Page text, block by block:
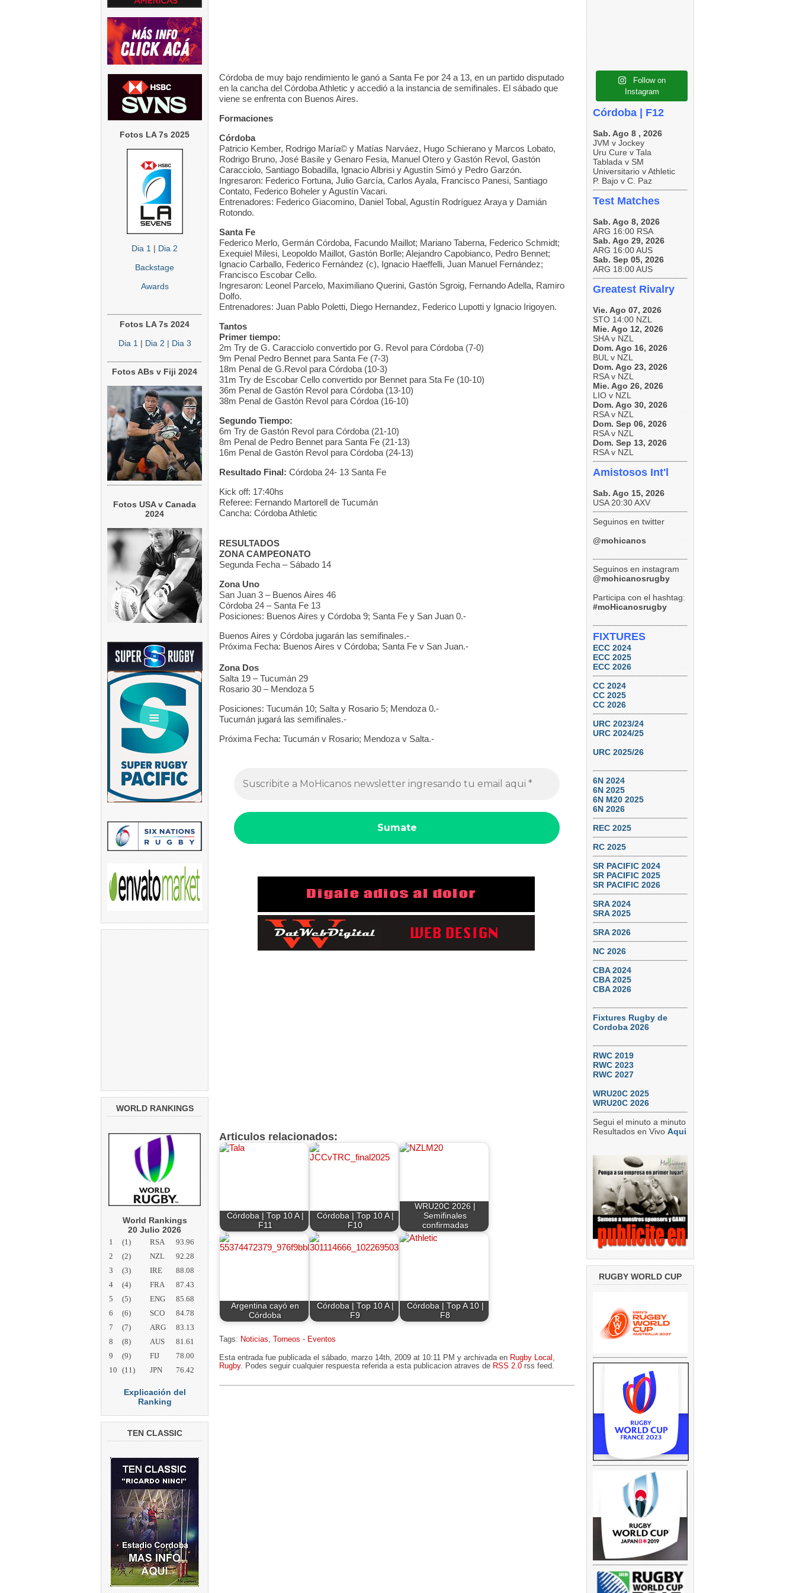
Fotos LA 7s 2025
Dia 1 | Dia 2
Backstage
Awards
Fotos LA 7s 2024
Dia 1 | Dia 2 | Dia 3
Fotos ABs v Fiji 2024
Fotos USA v Canada
2024
WORLD RANKINGS
World Rankings
20 Julio 2026
1 (1) RSA
93.96
2
(2) NZL
92.28
3
(3) IRE
88.08
4
(4) FRA
87.43
5
(5) ENG
85.68
6
(6) SCO
84.78
7
(7) ARG
83.13
8
(8) AUS
81.61
9
(9) FIJ
78.00
10 (11) JPN 76.42
Explicación del
Ranking
TEN CLASSIC
Córdoba de muy bajo rendimiento le ganó a Santa Fe por 24 a 13, en un partido disputado
en la cancha del Córdoba Athletic y accedió a la instancia de semifinales. El sábado que
viene se enfrenta con Buenos Aires.
Formaciones
Córdoba
Patricio Kember, Rodrigo María© y Matías Narváez, Hugo Schierano y Marcos Lobato,
Rodrigo Bruno, José Basile y Genaro Fesia, Manuel Otero y Gastón Revol, Gastón
Caracciolo, Santiago Bobadilla, Ignacio Albrisi y Agustín Simó y Pedro Garzón.
Ingresaron: Federico Fortuna, Julio García, Carlos Ayala, Francisco Panesi, Santiago
Contato, Federico Boheler y Agustín Vacari.
Entrenadores: Federico Giacomino, Daniel Tobal, Agustín Rodríguez Araya y Damián
Rotondo.
Santa Fe
Federico Merlo, Germán Córdoba, Facundo Maillot; Mariano Taberna, Federico Schmidt;
Exequiel Milesi, Leopoldo Maillot, Gastón Borlle; Alejandro Capobianco, Pedro Bennet;
Ignacio Carballo, Federico Fernández (c), Ignacio Haeffelli, Juan Manuel Fernández;
Francisco Escobar Cello.
Ingresaron: Leonel Parcelo, Maximiliano Querini, Gastón Sgroig, Fernando Adella, Ramiro
Dolfo.
Entrenadores: Juan Pablo Poletti, Diego Hernandez, Federico Lupotti y Ignacio Irigoyen.
Tantos
Primer tiempo:
2m Try de G. Caracciolo convertido por G. Revol para Córdoba (7-0)
9m Penal Pedro Bennet para Santa Fe (7-3)
18m Penal de G.Revol para Córdoba (10-3)
31m Try de Escobar Cello convertido por Bennet para Sta Fe (10-10)
36m Penal de Gastón Revol para Córdoba (13-10)
38m Penal de Gastón Revol para Córdoa (16-10)
Segundo Tiempo:
6m Try de Gastón Revol para Córdoba (21-10)
8m Penal de Pedro Bennet para Santa Fe (21-13)
16m Penal de Gastón Revol para Córdoba (24-13)
Resultado Final: Córdoba 24- 13 Santa Fe
Kick off: 17:40hs
Referee: Fernando Martorell de Tucumán
Cancha: Córdoba Athletic
RESULTADOS
ZONA CAMPEONATO
Segunda Fecha – Sábado 14
Zona Uno
San Juan 3 – Buenos Aires 46
Córdoba 24 – Santa Fe 13
Posiciones: Buenos Aires y Córdoba 9; Santa Fe y San Juan 0.-
Buenos Aires y Córdoba jugarán las semifinales.-
Próxima Fecha: Buenos Aires v Córdoba; Santa Fe v San Juan.-
Zona Dos
Salta 19 – Tucumán 29
Rosario 30 – Mendoza 5
Posiciones: Tucumán 10; Salta y Rosario 5; Mendoza 0.-
Tucumán jugará las semifinales.-
Próxima Fecha: Tucumán v Rosario; Mendoza v Salta.-
Articulos relacionados:
Córdoba | Top 10 A |
F11
Córdoba | Top 10 A |
F10
WRU20C 2026 |
Semifinales
confirmadas
Argentina cayó en
Córdoba
Córdoba | Top 10 A |
F9
Córdoba | Top A 10 |
F8
Tags: Noticias, Torneos - Eventos
Esta entrada fue publicada el sábado, marzo 14th, 2009 at 10:11 PM y archivada en Rugby Local ,
Rugby. Podes seguir cualquier respuesta referida a esta publicacion atraves de RSS 2.0 rss feed.
5 0
Follow on
Instagram
Córdoba | F12
Sab. Ago 8 , 2026
JVM v Jockey
Uru Cure v Tala
Tablada v SM
Universitario v Athletic
P. Bajo v C. Paz
Test Matches
Sab. Ago 8, 2026
ARG 16:00 RSA
Sab. Ago 29, 2026
ARG 16:00 AUS
Sab. Sep 05, 2026
ARG 18:00 AUS
Greatest Rivalry
Vie. Ago 07, 2026
STO 14:00 NZL
Mie. Ago 12, 2026
SHA v NZL
Dom. Ago 16, 2026
BUL v NZL
Dom. Ago 23, 2026
RSA v NZL
Mie. Ago 26, 2026
LIO v NZL
Dom. Ago 30, 2026
RSA v NZL
Dom. Sep 06, 2026
RSA v NZL
Dom. Sep 13, 2026
RSA v NZL
Amistosos Int'l
Sab. Ago 15, 2026
USA 20:30 AXV
Seguinos en twitter
@mohicanos
Seguinos en instagram
@mohicanosrugby
Participa con el hashtag:
#moHicanosrugby
FIXTURES
ECC 2024
ECC 2025
ECC 2026
CC 2024
CC 2025
CC 2026
URC 2023/24
URC 2024/25
URC 2025/26
6N 2024
6N 2025
6N M20 2025
6N 2026
REC 2025
RC 2025
SR PACIFIC 2024
SR PACIFIC 2025
SR PACIFIC 2026
SRA 2024
SRA 2025
SRA 2026
NC 2026
CBA 2024
CBA 2025
CBA 2026
Fixtures Rugby de
Cordoba 2026
RWC 2019
RWC 2023
RWC 2027
WRU20C 2025
WRU20C 2026
Segui el minuto a minuto
Resultados en Vivo Aqui
RUGBY WORLD CUP